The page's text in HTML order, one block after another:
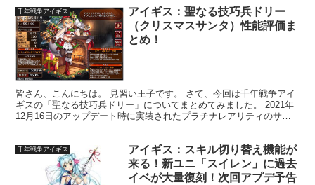
千年戦争アイギス
アイギス：聖なる技巧兵ドリー
（クリスマスサンタ）性能評価ま
とめ！
皆さん、こんにちは。 見習い王子です。 さて、今回は千年戦争アイ
ギスの「聖なる技巧兵ドリー」についてまとめてみました。 2021年
12月16日のアップデート時に実装されたプラチナレアリティのサッ
千年戦争アイギス
アイギス：スキル切り替え機能が
来る！新ユニ「スイレン」に過去
イベが大量復刻！次回アプデ予告